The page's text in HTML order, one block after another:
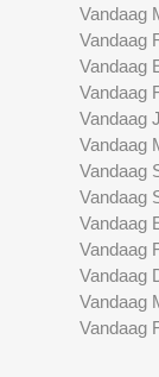
Vandaag
Vandaag
Vandaag
Vandaag
Vandaag
Vandaag
Vandaag
Vandaag
Vandaag
Vandaag
Vandaag
Vandaag
Vandaag